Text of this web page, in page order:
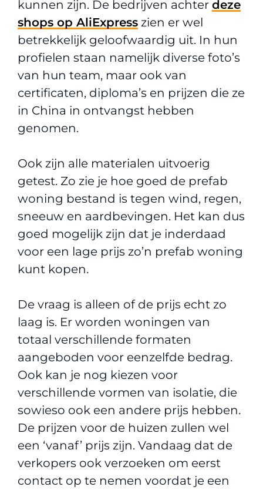
kunnen zijn. De bedrijven achter deze
shops op AliExpress zien er wel
betrekkelijk geloofwaardig uit. In hun
profielen staan namelijk diverse foto’s
van hun team, maar ook van
certificaten, diploma’s en prijzen die ze
in China in ontvangst hebben
genomen.
Ook zijn alle materialen uitvoerig
getest. Zo zie je hoe goed de prefab
woning bestand is tegen wind, regen,
sneeuw en aardbevingen. Het kan dus
goed mogelijk zijn dat je inderdaad
voor een lage prijs zo’n prefab woning
kunt kopen.
De vraag is alleen of de prijs echt zo
laag is. Er worden woningen van
totaal verschillende formaten
aangeboden voor eenzelfde bedrag.
Ook kan je nog kiezen voor
verschillende vormen van isolatie, die
sowieso ook een andere prijs hebben.
De prijzen voor de huizen zullen wel
een ‘vanaf’ prijs zijn. Vandaag dat de
verkopers ook verzoeken om eerst
contact op te nemen voordat je een